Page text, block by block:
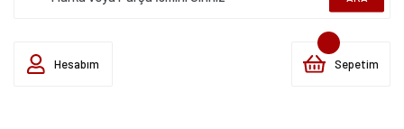
Hesabım Sepetim